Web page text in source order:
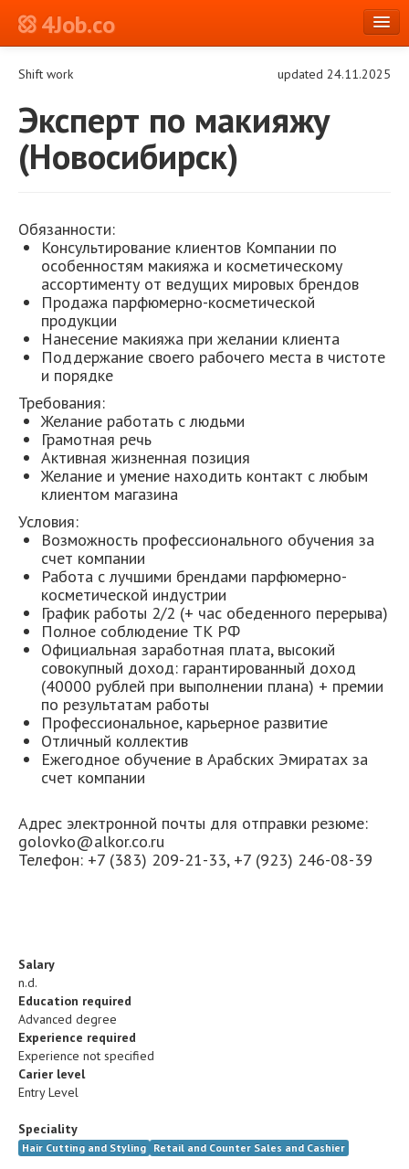
4Job.co
Shift work updated 24.11.2025
Эксперт по макияжу
(Новосибирск)
Обязанности:
Консультирование клиентов Компании по
особенностям макияжа и косметическому
ассортименту от ведущих мировых брендов
Продажа парфюмерно-косметической
продукции
Нанесение макияжа при желании клиента
Поддержание своего рабочего места в чистоте
и порядке
Требования:
Желание работать с людьми
Грамотная речь
Активная жизненная позиция
Желание и умение находить контакт с любым
клиентом магазина
Условия:
Возможность профессионального обучения за
счет компании
Работа с лучшими брендами парфюмерно-
косметической индустрии
График работы 2/2 (+ час обеденного перерыва)
Полное соблюдение ТК РФ
Официальная заработная плата, высокий
совокупный доход: гарантированный доход
(40000 рублей при выполнении плана) + премии
по результатам работы
Профессиональное, карьерное развитие
Отличный коллектив
Ежегодное обучение в Арабских Эмиратах за
счет компании
Адрес электронной почты для отправки резюме:
golovko@alkor.co.ru
Телефон: +7 (383) 209-21-33, +7 (923) 246-08-39
Salary
n.d.
Education required
Advanced degree
Experience required
Experience not specified
Carier level
Entry Level
Speciality
Hair Cutting and Styling Retail and Counter Sales and Cashier